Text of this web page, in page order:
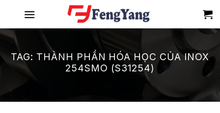
content
TAG: THÀNH PHẦN HÓA HỌC CỦA INOX
254SMO (S31254)